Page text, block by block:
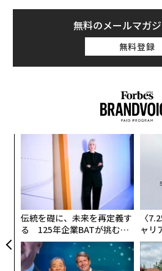
美大卒起業家の問いが形に 広がるデジタル
タグ：
advertisement
社の目標は、民間からの投資を
戦うプロジェクトへの投資を行
創業したエレメンタルの創業者兼
ートはフォーブスに語った。
資金を慈善団体や政府から受け
00万ドル（約114億円）以上を、
ジー企業に投資してきた。エレ
トアップへの技術支援やコミュ
行っている。
同社は、2017年にエマーソン・
パウエル・ジョブズを取締役会
ッパートはエマーソン・コレク
務めている。
無料のメールマガ
無料登録
伝統を礎に、未来を再定義す
る 125年企業BATが挑むス
モークレスな未来
〈
ャリ
トッ
リア